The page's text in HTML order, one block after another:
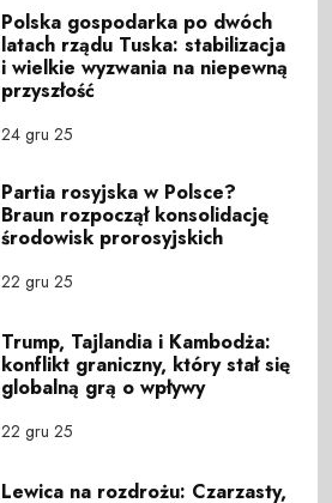
Polska gospodarka po dwóch
latach rządu Tuska: stabilizacja
i wielkie wyzwania na niepewną
przyszłość
24 gru 25
Partia rosyjska w Polsce?
Braun rozpoczął konsolidację
środowisk prorosyjskich
22 gru 25
Trump, Tajlandia i Kambodża:
konflikt graniczny, który stał się
globalną grą o wpływy
22 gru 25
Lewica na rozdrożu: Czarzasty,